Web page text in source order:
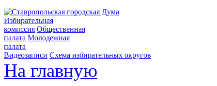
Избирательная
комиссия Общественная
палата Молодежная
палата
Видеозаписи Схема избирательных округов
На главную